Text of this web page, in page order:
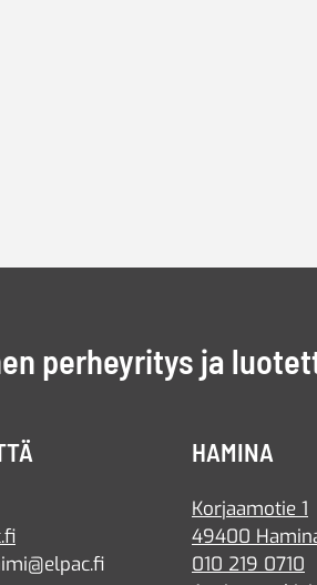
perheyritys ja
HAMINA
Korjaamotie 1
49400
010 219 0710